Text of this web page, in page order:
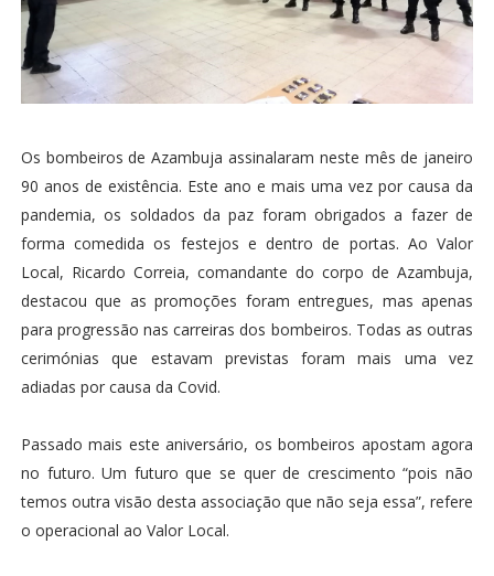
Os bombeiros de Azambuja assinalaram neste mês de janeiro
90 anos de existência. Este ano e mais uma vez por causa da
pandemia, os soldados da paz foram obrigados a fazer de
forma comedida os festejos e dentro de portas. Ao Valor
Local, Ricardo Correia, comandante do corpo de Azambuja,
destacou que as promoções foram entregues, mas apenas
para progressão nas carreiras dos bombeiros. Todas as outras
cerimónias que estavam previstas foram mais uma vez
adiadas por causa da Covid.
Passado mais este aniversário, os bombeiros apostam agora
no futuro. Um futuro que se quer de crescimento “pois não
temos outra visão desta associação que não seja essa”, refere
o operacional ao Valor Local.